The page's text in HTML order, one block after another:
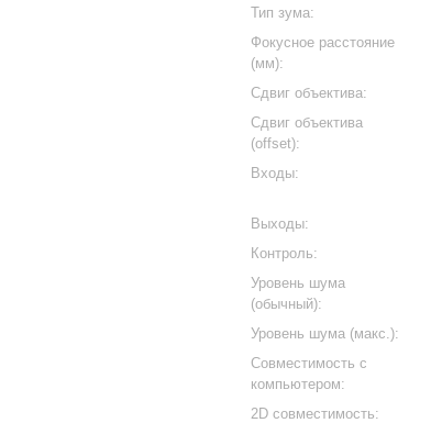
Тип зума:
Фокусное расстояние
(мм):
Сдвиг объектива:
Сдвиг объектива
(offset):
Входы:
Выходы:
Контроль:
Уровень шума
(обычный):
Уровень шума (макс.):
Совместимость с
компьютером:
2D совместимость: